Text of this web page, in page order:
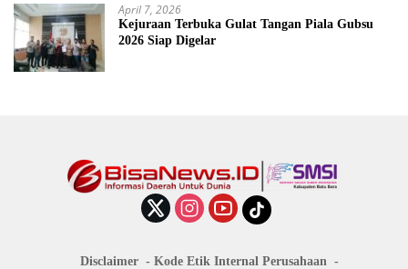
April 7, 2026
Kejuraan Terbuka Gulat Tangan Piala Gubsu
2026 Siap Digelar
Disclaimer
Kode Etik Internal Perusahaan